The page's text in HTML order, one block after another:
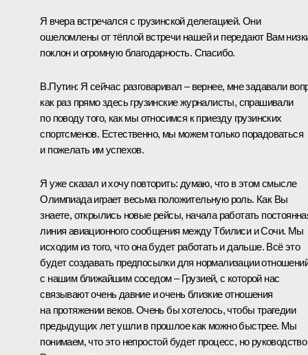
Я вчера встречался с грузинской делегацией. Они
ошеломлены от тёплой встречи нашей и передают Вам
поклон и огромную благодарность. Спасибо.
В.Путин: Я сейчас разговаривал – вернее, мне задавали
как раз прямо здесь грузинские журналисты, спрашивали
по поводу того, как мы относимся к приезду грузинских
спортсменов. Естественно, мы можем только порадоваться
и пожелать им успехов.
Я уже сказал и хочу повторить: думаю, что в этом смысле
Олимпиада играет весьма положительную роль. Как Вы
знаете, открылись новые рейсы, начала работать
линия авиационного сообщения между Тбилиси и Сочи. Мы
исходим из того, что она будет работать и дальше. Всё это
будет создавать предпосылки для нормализации
с нашим ближайшим соседом – Грузией, с которой нас
связывают очень давние и очень близкие отношения
на протяжении веков. Очень бы хотелось, чтобы трагедии
предыдущих лет ушли в прошлое как можно быстрее. Мы
понимаем, что это непростой будет процесс, но руководство